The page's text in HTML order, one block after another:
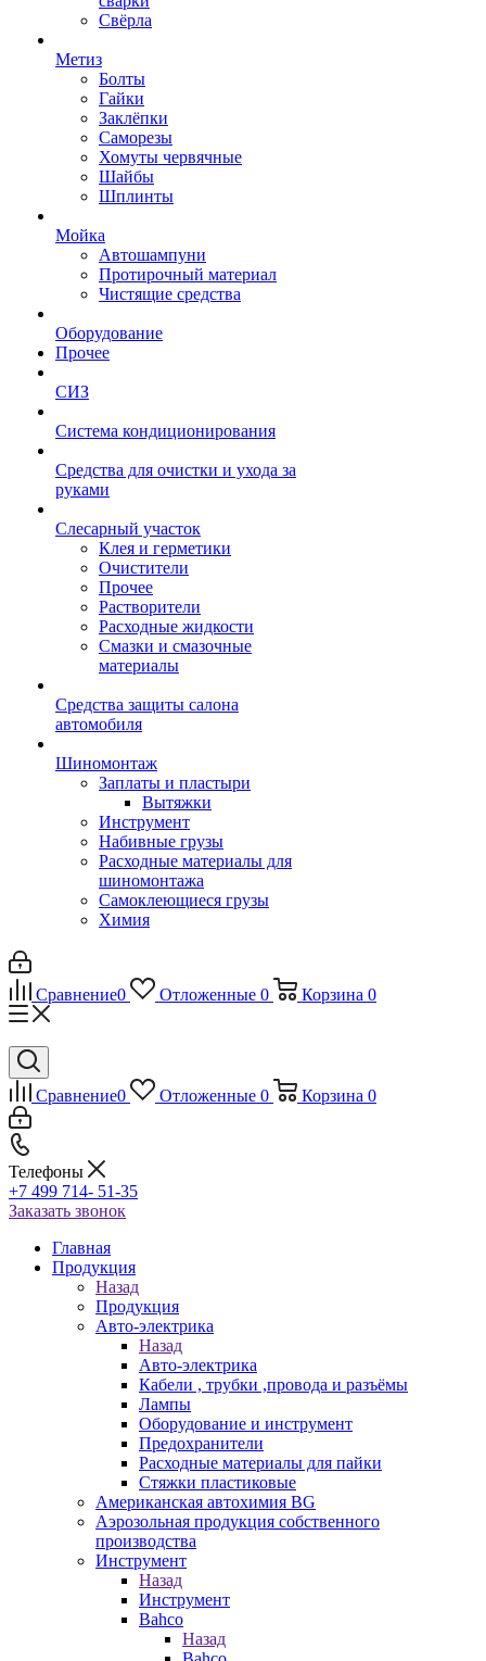
Свёрла
Метиз
Болты
Гайки
Заклёпки
Саморезы
Хомуты червячные
Шайбы
Шплинты
Мойка
Автошампуни
Протирочный материал
Чистящие средства
Оборудование
Прочее
СИЗ
Система кондиционирования
Средства для очистки и ухода за
руками
Слесарный участок
Клея и герметики
Очистители
Прочее
Растворители
Расходные жидкости
Смазки и смазочные
материалы
Средства защиты салона
автомобиля
Шиномонтаж
Заплаты и пластыри
Вытяжки
Инструмент
Набивные грузы
Расходные материалы для
шиномонтажа
Самоклеющиеся грузы
Химия
Сравнение0 Отложенные 0 Корзина 0
Сравнение0 Отложенные 0 Корзина 0
Телефоны
+7 499 714- 51-35
Заказать звонок
Главная
Продукция
Назад
Продукция
Авто-электрика
Назад
Авто-электрика
Кабели , трубки ,провода и разъёмы
Лампы
Оборудование и инструмент
Предохранители
Расходные материалы для пайки
Стяжки пластиковые
Американская автохимия BG
Аэрозольная продукция собственного
производства
Инструмент
Назад
Инструмент
Bahco
Назад